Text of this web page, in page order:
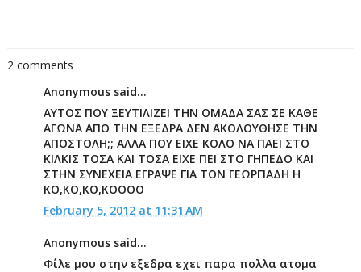
2 comments
Anonymous said...
ΑΥΤΟΣ ΠΟΥ ΞΕΥΤΙΛΙΖΕΙ ΤΗΝ ΟΜΑΔΑ ΣΑΣ ΣΕ ΚΑΘΕ
ΑΓΩΝΑ ΑΠΟ ΤΗΝ ΕΞΕΔΡΑ ΔΕΝ ΑΚΟΛΟΥΘΗΣΕ ΤΗΝ
ΑΠΟΣΤΟΛΗ;; ΑΛΛΑ ΠΟΥ ΕΙΧΕ ΚΟΛΟ ΝΑ ΠΑΕΙ ΣΤΟ
ΚΙΛΚΙΣ ΤΟΣΑ ΚΑΙ ΤΟΣΑ ΕΙΧΕ ΠΕΙ ΣΤΟ ΓΗΠΕΔΟ ΚΑΙ
ΣΤΗΝ ΣΥΝΕΧΕΙΑ ΕΓΡΑΨΕ ΓΙΑ ΤΟΝ ΓΕΩΡΓΙΑΔΗ Η
ΚΟ,ΚΟ,ΚΟ,ΚΟΟΟΟ
February 5, 2012 at 11:31 AM
Anonymous said...
Φίλε μου στην εξεδρα εχει παρα πολλα ατομα